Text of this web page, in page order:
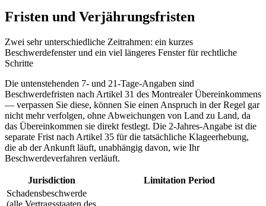
Fristen und Verjährungsfristen
Zwei sehr unterschiedliche Zeitrahmen: ein kurzes
Beschwerdefenster und ein viel längeres Fenster für rechtliche
Schritte
Die untenstehenden 7- und 21-Tage-Angaben sind
Beschwerdefristen nach Artikel 31 des Montrealer Übereinkommens
— verpassen Sie diese, können Sie einen Anspruch in der Regel gar
nicht mehr verfolgen, ohne Abweichungen von Land zu Land, da
das Übereinkommen sie direkt festlegt. Die 2-Jahres-Angabe ist die
separate Frist nach Artikel 35 für die tatsächliche Klageerhebung,
die ab der Ankunft läuft, unabhängig davon, wie Ihr
Beschwerdeverfahren verläuft.
Jurisdiction
Limitation Period
Schadensbeschwerde
(alle Vertragsstaaten des